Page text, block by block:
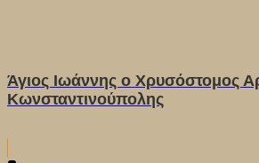
Άγιος Ιωάννης ο Χρυσόστομος
Κωνσταντινούπολης